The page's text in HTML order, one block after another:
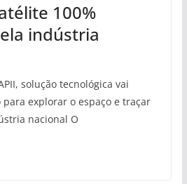
100%
indústria
solução tecnológica vai
explorar o espaço e traçar
nacional O